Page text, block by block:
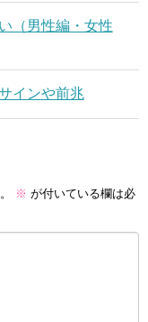
（男性編・女性
インや前兆
※ が付いている欄は必